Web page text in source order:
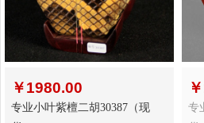
￥1980.00
专业小叶紫檀二胡30387（现
￥
专